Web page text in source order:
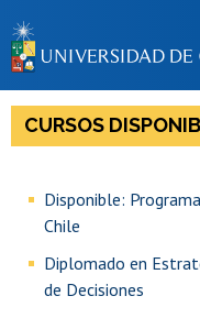
CURSOS
Disponible:
Chile
Diplomado en
de Decisiones